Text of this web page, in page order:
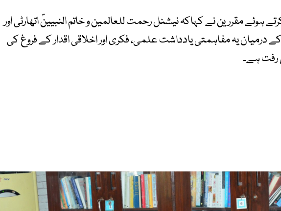
مقررین نے کہاکہ نیشنل رحمت للعالمین و خاتم النبیینؐ اتھارٹی اور
یہ مفاہمتی یادداشت علمی، فکری اور اخلاقی اقدار کے فروغ کی
رفت ہے۔